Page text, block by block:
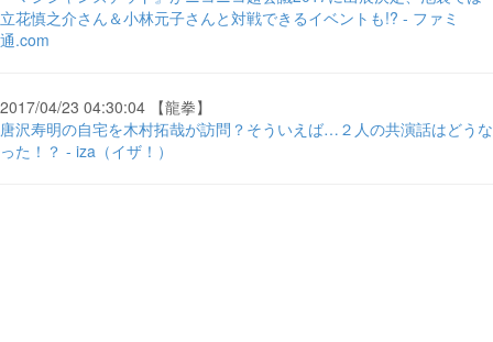
立花慎之介さん＆小林元子さんと対戦できるイベントも!? - ファミ
通.com
2017/04/23 04:30:04 【龍拳】
唐沢寿明の自宅を木村拓哉が訪問？そういえば…２人の共演話はどうな
った！？ - iza（イザ！）